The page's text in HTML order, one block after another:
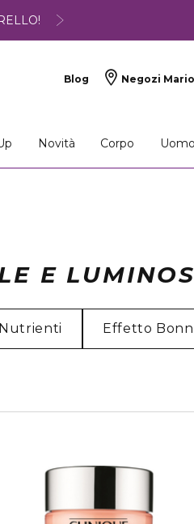
Blog Negozi
Novità Corpo Uomo
E
Effetto